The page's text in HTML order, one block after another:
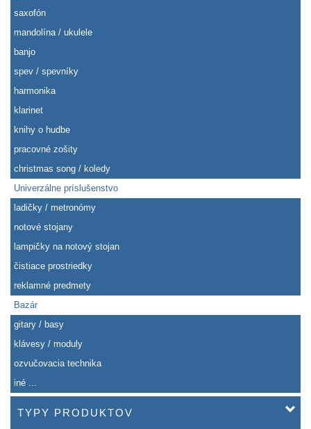
saxofón
mandolína / ukulele
banjo
spev / spevníky
harmonika
klarinet
knihy o hudbe
pracovné zošity
christmas song / koledy
Univerzálne príslušenstvo
ladičky / metronómy
notové stojany
lampičky na notový stojan
čistiace prostriedky
reklamné predmety
Bazár
gitary / basy
klávesy / moduly
ozvučovacia technika
iné ...
TYPY PRODUKTOV